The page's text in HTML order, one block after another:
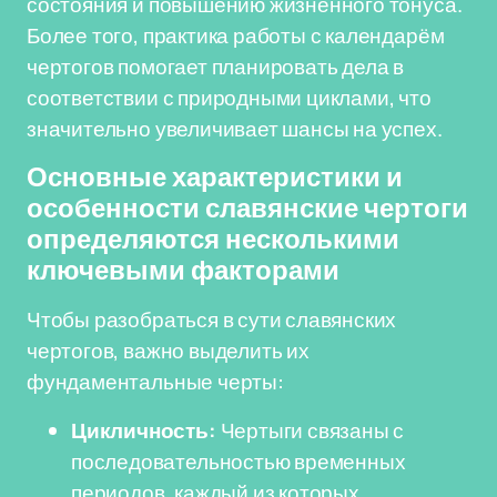
Более того, практика работы с календарём
чертогов помогает планировать дела в
соответствии с природными циклами, что
значительно увеличивает шансы на успех.
Основные характеристики и
особенности славянские чертоги
определяются несколькими
ключевыми факторами
Чтобы разобраться в сути славянских
чертогов, важно выделить их
фундаментальные черты:
Цикличность: Чертыги связаны с
последовательностью временных